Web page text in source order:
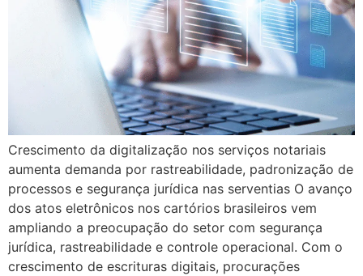
Crescimento da digitalização nos serviços notariais
aumenta demanda por rastreabilidade, padronização de
processos e segurança jurídica nas serventias O avanço
dos atos eletrônicos nos cartórios brasileiros vem
ampliando a preocupação do setor com segurança
jurídica, rastreabilidade e controle operacional. Com o
crescimento de escrituras digitais, procurações